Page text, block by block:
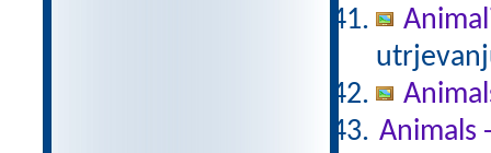
Animals